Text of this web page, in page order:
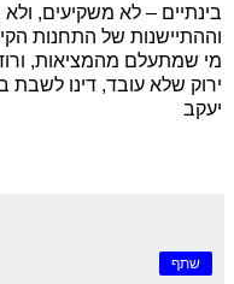
בינתיים – לא משקיעים,
וההתיישנות של התחנות
מי שמתעלם מהמציאות,
ירוק שלא עובד, דינו לשבת
יעקב
שתף